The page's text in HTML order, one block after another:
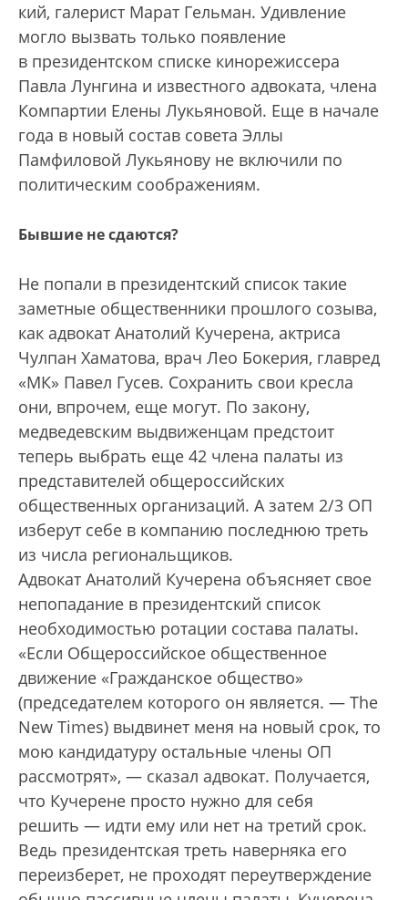
кий, галерист Марат Гельман. Удивление
могло вызвать только появление
в президентском списке кинорежиссера
Павла Лунгина и известного адвоката, члена
Компартии Елены Лукьяновой. Еще в начале
года в новый состав совета Эллы
Памфиловой Лукьянову не включили по
политическим соображениям.
Бывшие не сдаются?
Не попали в президентский список такие
заметные общественники прошлого созыва,
как адвокат Анатолий Кучерена, актриса
Чулпан Хаматова, врач Лео Бокерия, главред
«МК» Павел Гусев. Сох­ранить свои кресла
они, впрочем, еще могут. По закону,
медведевским выдвиженцам предстоит
теперь выбрать еще 42 члена палаты из
представителей общероссийских
общественных организаций. А затем 2/3 ОП
изберут себе в компанию последнюю треть
из числа региональщиков.
Адвокат Анатолий Кучерена объясняет свое
непопадание в президентский список
необходимостью ротации состава палаты.
«Если Общероссийское общественное
движение «Гражданское общество»
(председателем которого он является. — The
New Times) выдвинет меня на новый срок, то
мою кандидатуру остальные члены ОП
рассмот­рят», — сказал адвокат. Получается,
что Кучерене просто нужно для себя
решить — идти ему или нет на третий срок.
Ведь президентская треть наверняка его
переизберет, не проходят пере­утверждение